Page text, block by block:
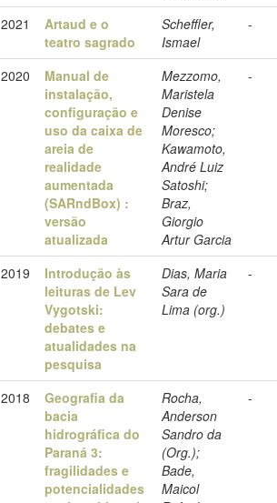
2021
Artaud e o
teatro sagrado
Scheffler,
Ismael
-
2020
Manual de
instalação,
configuração e
uso da caixa de
areia de
realidade
aumentada
(SARndBox) :
versão
atualizada
Mezzomo,
Maristela
Denise
Moresco;
Kawamoto,
André Luiz
Satoshi;
Braz,
Giorgio
Artur Garcia
-
2019
Introdução às
leituras de Lev
Vygotski:
debates e
atualidades na
pesquisa
Dias, Maria
Sara de
Lima (org.)
-
2018
Geografia da
bacia
hidrográfica do
Paraná 3:
fragilidades e
potencialidades
Rocha,
Anderson
Sandro da
(Org.);
Bade,
Maicol
-